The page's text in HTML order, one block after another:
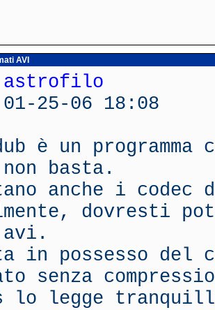
AVI
astrofilo
25-06 18:08
è un
basta.
anche i codec
dovresti
in possesso
senza
legge